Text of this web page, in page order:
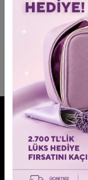
BİZE KATILIN!
Avantajlardan ve